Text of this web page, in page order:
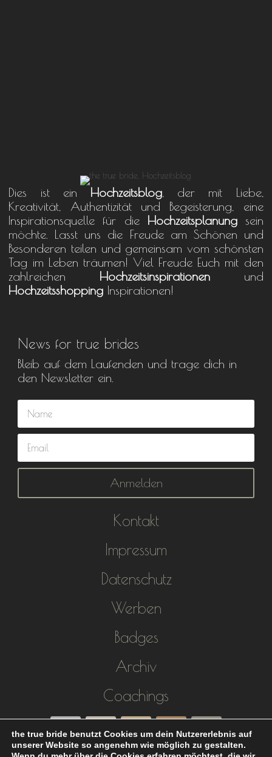
Dies ist ein Hochzeitsblog, der mit Liebe,
Kreativität, Authentizität und Begeisterung, eine
Inspirationsquelle für die Hochzeitsplanungsein
möchte. Lasst uns die Freude am Schönen und
Besonderen teilen und gemeinsam vom schönsten
Tag im Leben träumen! Viel Freude Euch mit den
zahlreichen Hochzeitsinspirationen und
Hochzeitsshopping Inspirationen!
News for true brides
Bleib auf dem Laufenden und trage dich in
den Newsletter ein.
Anmelden
Kontakt
Impressum
Datenschutz
Werben
Badges
Archiv
Coachings
the true bride benutzt Cookies um dein Nutzererlebnis auf
unserer Website so angenehm wie möglich zu gestalten.